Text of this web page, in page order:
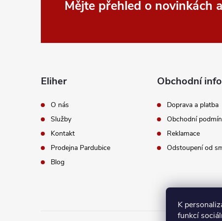
K
funkcí
Mějte přehled o novinkách
Eliher
O nás
Služby
Kontakt
Prodejna Pardubice
Blog
Obchodní
Doprava a platba
Obchodní
Reklamace
Odstoupení od